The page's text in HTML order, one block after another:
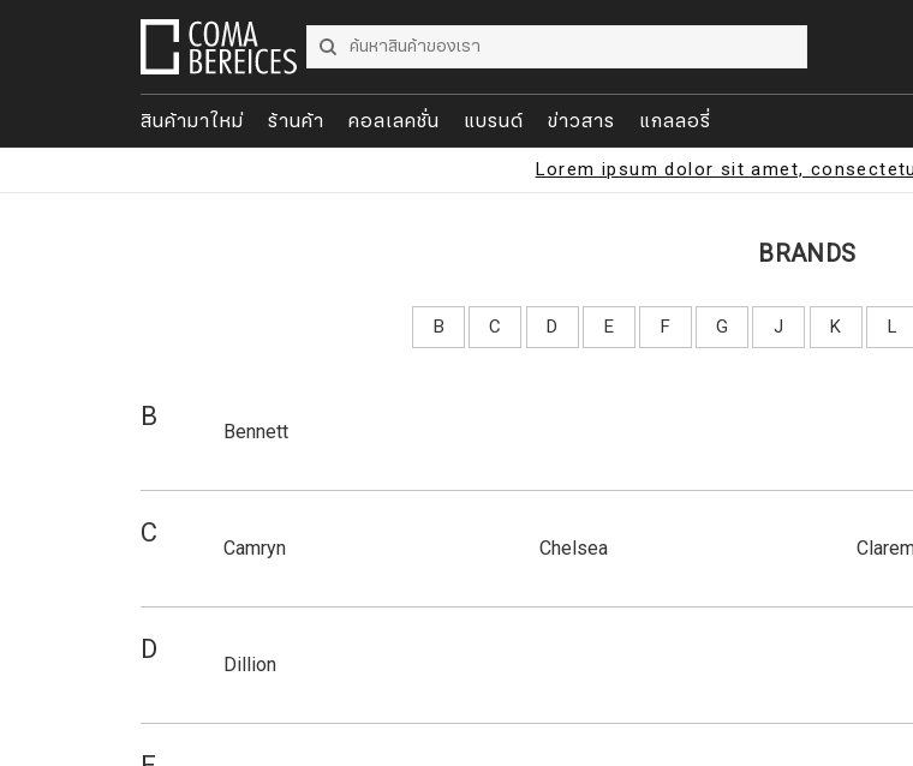
สินค้ามาใหม่ ร้านค้า คอลเลคชั่น แบรนด์ ข่าวสาร แกลลอรี่
Lorem ipsum dolor sit amet,
BRANDS
B C D E F G J K L
B Bennett
C Camryn Chelsea
D Dillion